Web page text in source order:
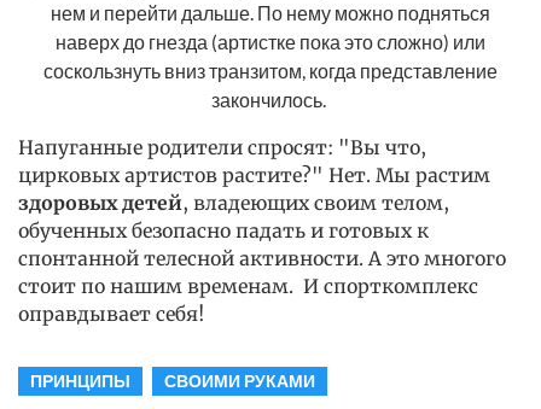
нем и перейти дальше. По нему можно подняться
наверх до гнезда (артистке пока это сложно) или
соскользнуть вниз транзитом, когда представление
закончилось.
Напуганные родители спросят: "Вы что,
цирковых артистов растите?" Нет. Мы растим
здоровых детей, владеющих своим телом,
обученных безопасно падать и готовых к
спонтанной телесной активности. А это многого
стоит по нашим временам. И спорткомплекс
оправдывает себя!
ПРИНЦИПЫ СВОИМИ РУКАМИ